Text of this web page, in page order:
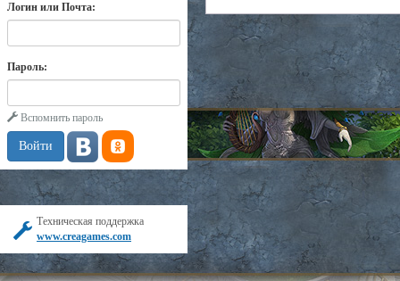
Логин или Почта:
Пароль:
Вспомнить пароль
Техническая поддержка
www.creagames.com